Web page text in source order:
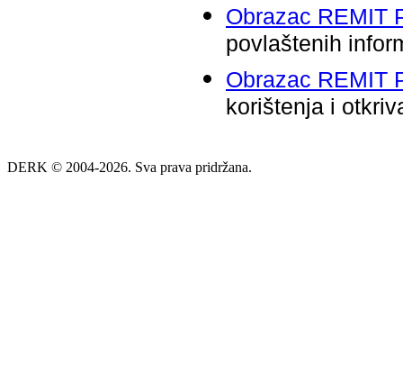
Obrazac REMIT
povlaštenih
Obrazac REMIT
korištenja i
DERK © 2004-2026. Sva prava pridržana.